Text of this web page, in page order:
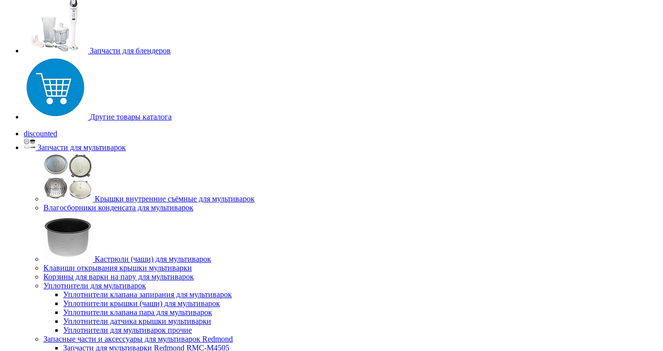
Запчасти для блендеров
Другие товары каталога
discounted
Запчасти для мультиварок
Крышки внутренние съёмные для мультиварок
Влагосборники конденсата для мультиварок
Кастрюли (чаши) для мультиварок
Клавиши открывания крышки мультиварки
Корзины для варки на пару для мультиварок
Уплотнители для мультиварок
Уплотнители клапана запирания для мультиварок
Уплотнители крышки (чаши) для мультиварок
Уплотнители клапана пара для мультиварок
Уплотнители датчика крышки мультиварки
Уплотнители для мультиварок прочие
Запасные части и аксессуары для мультиварок Redmond
Запчасти для мультиварки Redmond RMC-M4505